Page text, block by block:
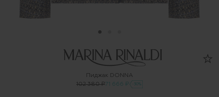
Пиджак DONNA
102 380 ₽71 666 ₽ -30%